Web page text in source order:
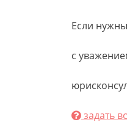
Если
с
задать